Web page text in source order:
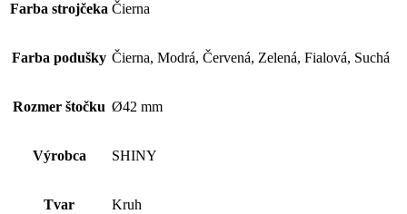
Farba strojčeka Čierna
Farba podušky Čierna, Modrá, Červená, Zelená, Fialová, Suchá
Rozmer štočku Ø42 mm
Výrobca SHINY
Tvar Kruh